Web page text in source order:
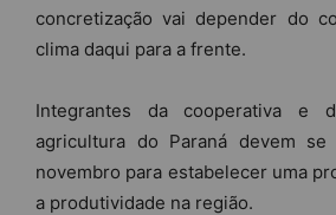
concretização vai depender do
clima daqui para a frente.
Integrantes da cooperativa e
agricultura do Paraná devem
novembro para estabelecer uma
a produtividade na região.